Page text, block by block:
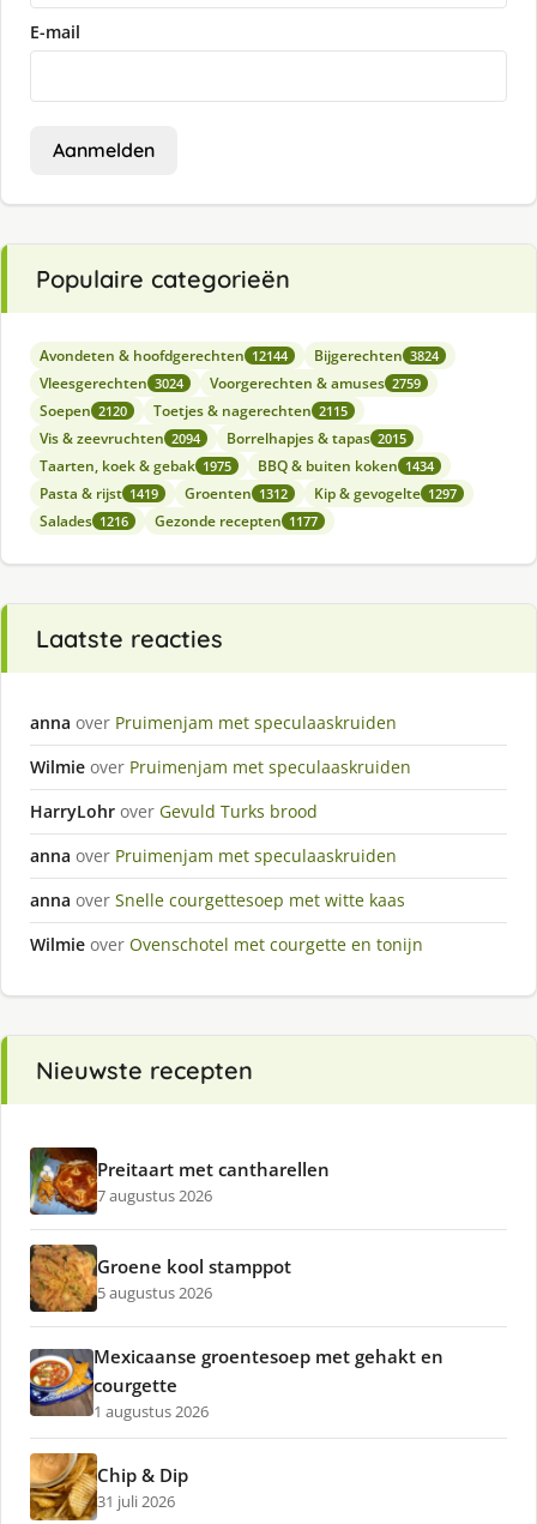
E-mail
Aanmelden
Populaire categorieën
Avondeten & hoofdgerechten 12144 Bijgerechten 3824
Vleesgerechten 3024 Voorgerechten & amuses 2759
Soepen 2120 Toetjes & nagerechten 2115
Vis & zeevruchten 2094 Borrelhapjes & tapas 2015
Taarten, koek & gebak 1975 BBQ & buiten koken 1434
Pasta & rijst 1419 Groenten 1312 Kip & gevogelte 1297
Salades 1216 Gezonde recepten 1177
Laatste reacties
anna over Pruimenjam met speculaaskruiden
Wilmie over Pruimenjam met speculaaskruiden
HarryLohr over Gevuld Turks brood
anna over Pruimenjam met speculaaskruiden
anna over Snelle courgettesoep met witte kaas
Wilmie over Ovenschotel met courgette en tonijn
Nieuwste recepten
Preitaart met cantharellen
7 augustus 2026
Groene kool stamppot
5 augustus 2026
Mexicaanse groentesoep met gehakt en
courgette
1 augustus 2026
Chip & Dip
31 juli 2026